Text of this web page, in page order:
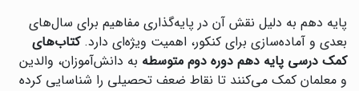
پایه دهم به دلیل نقش آن در پایه‌گذاری مفاهیم برای سال‌های
بعدی و آماده‌سازی برای کنکور، اهمیت ویژه‌ای دارد.کتاب‌های
کمک درسی پایه دهم دوره دوم متوسطه به دانش‌آموزان، والدین
و معلمان کمک می‌کنند تا نقاط ضعف تحصیلی را شناسایی کرده